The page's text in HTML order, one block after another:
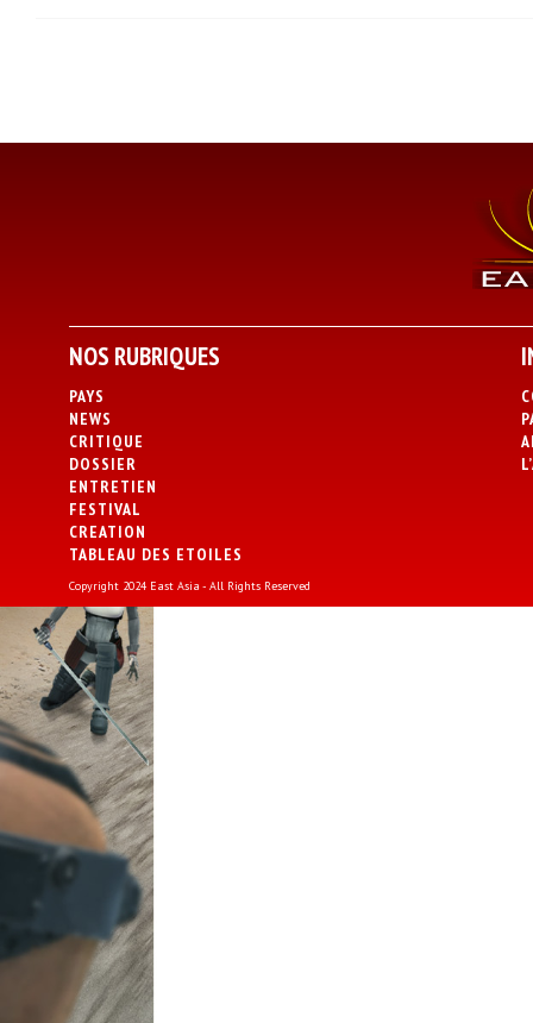
NOS RUBRIQUES
PAYS
NEWS
CRITIQUE
DOSSIER
ENTRETIEN
FESTIVAL
CREATION
TABLEAU DES ETOILES
Copyright 2024 East Asia - All Rights Reserved